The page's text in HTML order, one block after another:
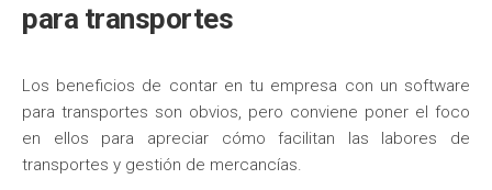
para transportes
Los beneficios de contar en tu empresa con un software
para transportes son obvios, pero conviene poner el foco
en ellos para apreciar cómo facilitan las labores de
transportes y gestión de mercancías.